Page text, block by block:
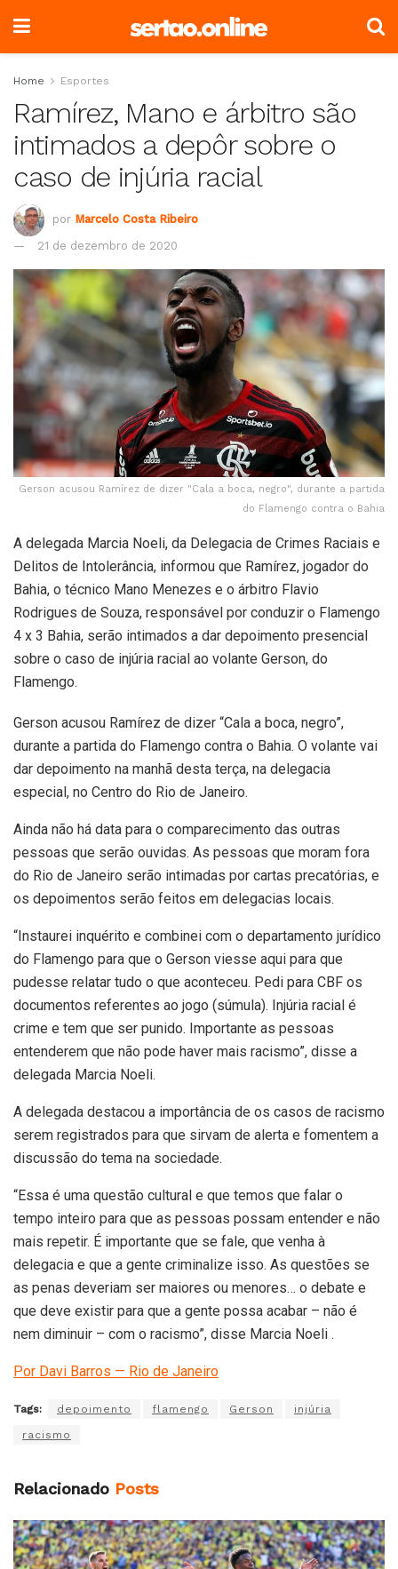
Home Esportes
Ramírez, Mano e árbitro são
intimados a depôr sobre o
caso de injúria racial
por Marcelo Costa Ribeiro
21 de dezembro de 2020
Gerson acusou Ramírez de dizer "Cala a boca, negro", durante a partida
do Flamengo contra o Bahia
A delegada Marcia Noeli, da Delegacia de Crimes Raciais e
Delitos de Intolerância, informou que Ramírez, jogador do
Bahia, o técnico Mano Menezes e o árbitro Flavio
Rodrigues de Souza, responsável por conduzir o Flamengo
4 x 3 Bahia, serão intimados a dar depoimento presencial
sobre o caso de injúria racial ao volante Gerson, do
Flamengo.
Gerson acusou Ramírez de dizer “Cala a boca, negro”,
durante a partida do Flamengo contra o Bahia. O volante vai
dar depoimento na manhã desta terça, na delegacia
especial, no Centro do Rio de Janeiro.
Ainda não há data para o comparecimento das outras
pessoas que serão ouvidas. As pessoas que moram fora
do Rio de Janeiro serão intimadas por cartas precatórias, e
os depoimentos serão feitos em delegacias locais.
“Instaurei inquérito e combinei com o departamento jurídico
do Flamengo para que o Gerson viesse aqui para que
pudesse relatar tudo o que aconteceu. Pedi para CBF os
documentos referentes ao jogo (súmula). Injúria racial é
crime e tem que ser punido. Importante as pessoas
entenderem que não pode haver mais racismo”, disse a
delegada Marcia Noeli.
A delegada destacou a importância de os casos de racismo
serem registrados para que sirvam de alerta e fomentem a
discussão do tema na sociedade.
“Essa é uma questão cultural e que temos que falar o
tempo inteiro para que as pessoas possam entender e não
mais repetir. É importante que se fale, que venha à
delegacia e que a gente criminalize isso. As questões se
as penas deveriam ser maiores ou menores… o debate e
que deve existir para que a gente possa acabar – não é
nem diminuir – com o racismo”, disse Marcia Noeli .
Por Davi Barros — Rio de Janeiro
Tags: depoimento flamengo Gerson injúria
racismo
Relacionado Posts